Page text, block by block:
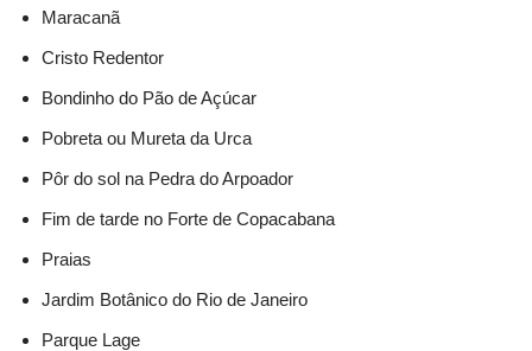
Maracanã
Cristo Redentor
Bondinho do Pão de Açúcar
Pobreta ou Mureta da Urca
Pôr do sol na Pedra do Arpoador
Fim de tarde no Forte de Copacabana
Praias
Jardim Botânico do Rio de Janeiro
Parque Lage